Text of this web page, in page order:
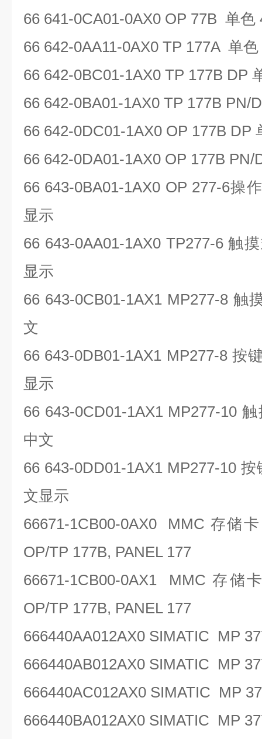
66 641-0CA01-0AX0 OP 77B 单色
66 642-0AA11-0AX0 TP 177A 单色
66 642-0BC01-1AX0 TP 177B DP
66 642-0BA01-1AX0 TP 177B PN/
66 642-0DC01-1AX0 OP 177B DP
66 642-0DA01-1AX0 OP 177B PN/
66 643-0BA01-1AX0 OP 277-6操
显示
66 643-0AA01-1AX0 TP277-6触
显示
66 643-0CB01-1AX1 MP277-8 触
文
66 643-0DB01-1AX1 MP277-8 按
显示
66 643-0CD01-1AX1 MP277-10 触
中文
66 643-0DD01-1AX1 MP277-10按
文显示
66671-1CB00-0AX0 MMC 存储
OP/TP 177B, PANEL 177
66671-1CB00-0AX1 MMC 存储
OP/TP 177B, PANEL 177
666440AA012AX0 SIMATIC MP
666440AB012AX0 SIMATIC MP
666440AC012AX0 SIMATIC MP
666440BA012AX0 SIMATIC MP